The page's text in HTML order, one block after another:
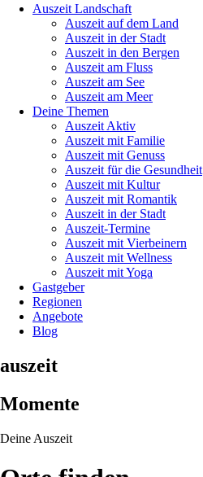
Auszeit Landschaft
Auszeit auf dem Land
Auszeit in der Stadt
Auszeit in den Bergen
Auszeit am Fluss
Auszeit am See
Auszeit am Meer
Deine Themen
Auszeit Aktiv
Auszeit mit Familie
Auszeit mit Genuss
Auszeit für die Gesundheit
Auszeit mit Kultur
Auszeit mit Romantik
Auszeit in der Stadt
Auszeit-Termine
Auszeit mit Vierbeinern
Auszeit mit Wellness
Auszeit mit Yoga
Gastgeber
Regionen
Angebote
Blog
auszeit
Momente
Deine Auszeit